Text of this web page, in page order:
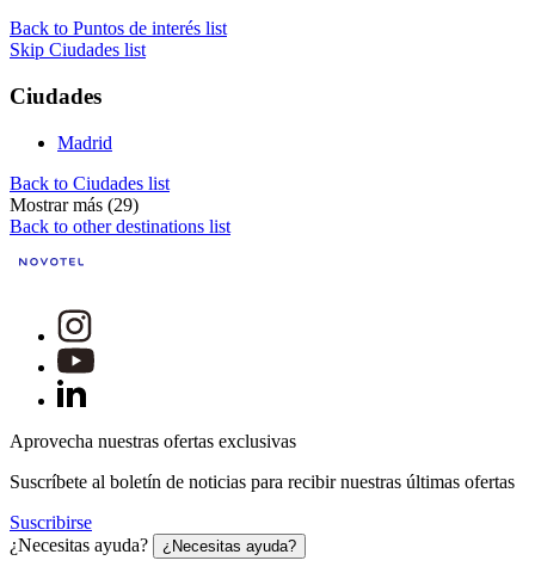
Back to Puntos de interés list
Skip Ciudades list
Ciudades
Madrid
Back to Ciudades list
Mostrar más (29)
Back to other destinations list
Aprovecha nuestras ofertas exclusivas
Suscríbete al boletín de noticias para recibir nuestras últimas ofertas
Suscribirse
¿Necesitas ayuda?
¿Necesitas ayuda?